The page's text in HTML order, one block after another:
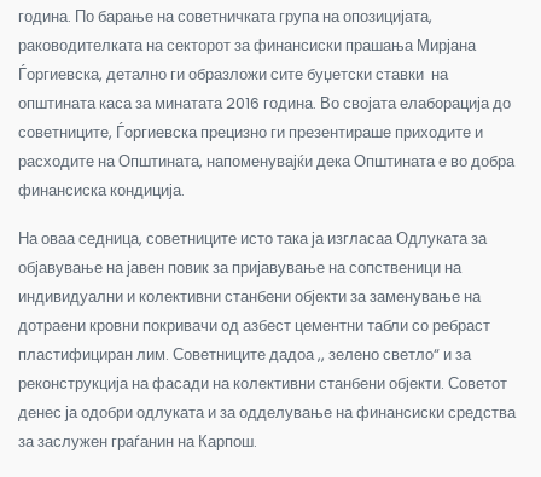
година. По барање на советничката група на опозицијата,
раководителката на секторот за финансиски прашања Мирјана
Ѓоргиевска, детално ги образложи сите буџетски ставки на
општината каса за минатата 2016 година. Во својата елаборација до
советниците, Ѓоргиевска прецизно ги презентираше приходите и
расходите на Општината, напоменувајќи дека Општината е во добра
финансиска кондиција.
На оваа седница, советниците исто така ја изгласаа Одлуката за
објавување на јавен повик за пријавување на сопственици на
индивидуални и колективни станбени објекти за заменување на
дотраени кровни покривачи од азбест цементни табли со ребраст
пластифициран лим. Советниците дадоа ,, зелено светло“ и за
реконструкција на фасади на колективни станбени објекти. Советот
денес ја одобри одлуката и за одделување на финансиски средства
за заслужен граѓанин на Карпош.